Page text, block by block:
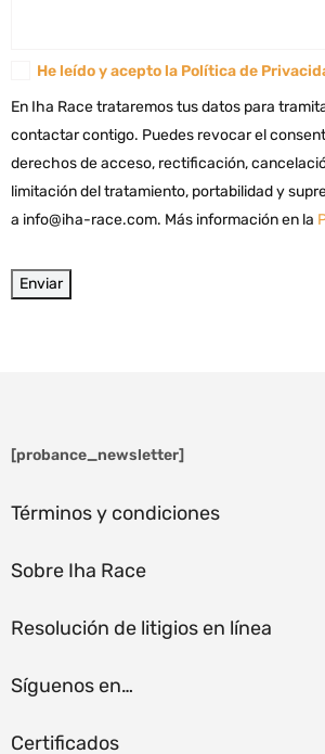
He leído y acepto la Política de
En Iha Race trataremos tus datos para
contactar contigo. Puedes revocar el
derechos de acceso, rectificación,
limitación del tratamiento, portabilidad y
a info@iha-race.com. Más información en la
[probance_newsletter]
Términos y condiciones
Sobre Iha Race
Resolución de litigios en línea
Síguenos en…
Certificados